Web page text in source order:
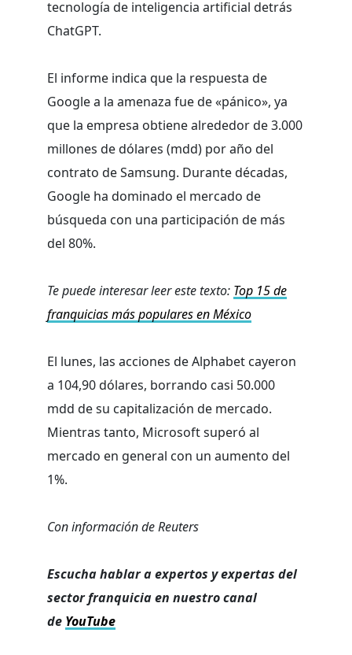
tecnología de inteligencia artificial detrás
ChatGPT.
El informe indica que la respuesta de
Google a la amenaza fue de «pánico», ya
que la empresa obtiene alrededor de 3.000
millones de dólares (mdd) por año del
contrato de Samsung. Durante décadas,
Google ha dominado el mercado de
búsqueda con una participación de más
del 80%.
Te puede interesar leer este texto: Top 15 de
franquicias más populares en México
El lunes, las acciones de Alphabet cayeron
a 104,90 dólares, borrando casi 50.000
mdd de su capitalización de mercado.
Mientras tanto, Microsoft superó al
mercado en general con un aumento del
1%.
Con información de Reuters
Escucha hablar a expertos y expertas del
sector franquicia en nuestro canal
de YouTube